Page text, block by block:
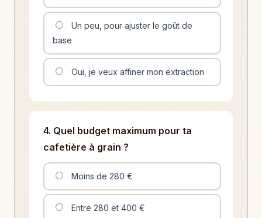
Un peu, pour ajuster le goût de
base
Oui, je veux affiner mon extraction
4. Quel budget maximum pour ta
cafetière à grain ?
Moins de 280 €
Entre 280 et 400 €